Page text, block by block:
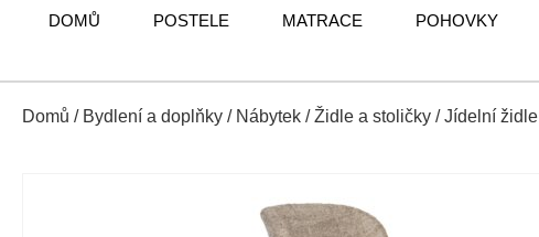
DOMŮ POSTELE MATRACE POHOVKY
Domů / Bydlení a doplňky / Nábytek /Židle a stoličky /Jídelní židle